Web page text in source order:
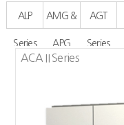
ALP
Series
AMG &
APG
AGT
Series
ACA II Series